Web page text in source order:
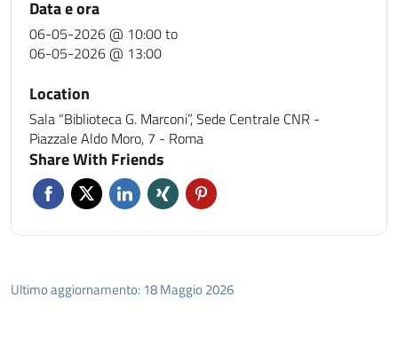
Data e ora
06-05-2026 @ 10:00to
06-05-2026 @ 13:00
Location
Sala “Biblioteca G. Marconi”, Sede Centrale CNR -
Piazzale Aldo Moro, 7 - Roma
Share With Friends
Ultimo aggiornamento: 18 Maggio 2026